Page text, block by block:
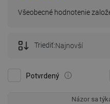
Všeobecné hodnotenie
Potvrdený
Triediť:Najnovší
Názor sa